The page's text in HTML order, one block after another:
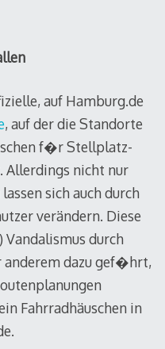
auf Hamburg.de
, auf der die Standorte
f�r Stellplatz-
Allerdings nicht nur
sich auch durch
verändern. Diese
durch
anderem dazu gef�hrt,
Fahrradhäuschen in